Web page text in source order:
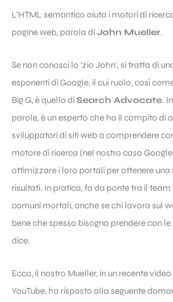
L’HTML semantico aiuta i motori di
pagine web, parola diJohn Mueller.
Se non conosci lo ‘zio John’, si tratta di
esponenti di Google, il cui ruolo, così
Big G, è quello diSearch Advocate.
parole, è un esperto che ha il compito di
sviluppatori di siti web a comprendere
motore di ricerca (nel nostro caso
ottimizzare i loro portali per ottenere una
risultati. In pratica, fa da ponte tra il team
comuni mortali, anche se chi lavora sul
bene che spesso bisogna prendere con
dice.
Ecco, il nostro Mueller, in un recente
YouTube, ha risposto alla seguente